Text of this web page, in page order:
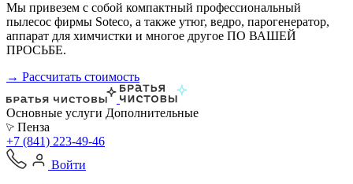
Мы привезем с собой компактный профессиональный
пылесос фирмы Soteco, а также утюг, ведро, парогенератор,
аппарат для химчистки и многое другое ПО ВАШЕЙ
ПРОСЬБЕ.
→ Рассчитать стоимость
Основные услуги Дополнительные
Пенза
+7 (841) 223-49-46
Войти